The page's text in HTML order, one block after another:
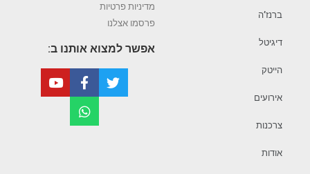
ברנז’ה
דיגיטל
הייטק
אירועים
צרכנות
אודות
מדיניות פרטיות
פרסמו אצלנו
אפשר למצוא אותנו ב: